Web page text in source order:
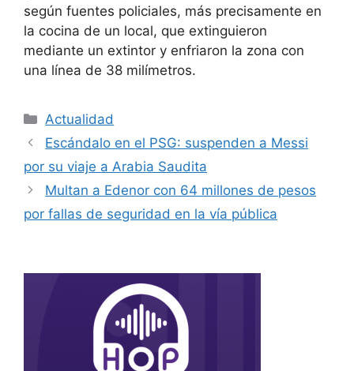
según fuentes policiales, más precisamente en
la cocina de un local, que extinguieron
mediante un extintor y enfriaron la zona con
una línea de 38 milímetros.
Actualidad
Escándalo en el PSG: suspenden a Messi
por su viaje a Arabia Saudita
Multan a Edenor con 64 millones de pesos
por fallas de seguridad en la vía pública